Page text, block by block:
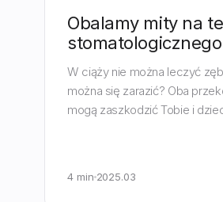
Obalamy mity na
W ciąży nie można leczyć
można się zarazić? Oba
mogą zaszkodzić Tobie i
4 min 2025.03